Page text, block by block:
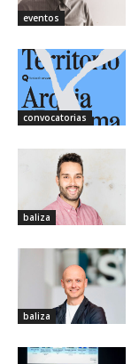
eventos
convocatorias
baliza
baliza